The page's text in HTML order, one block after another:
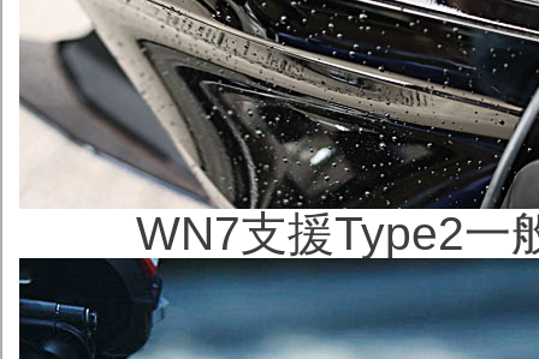
WN7支援Type2一